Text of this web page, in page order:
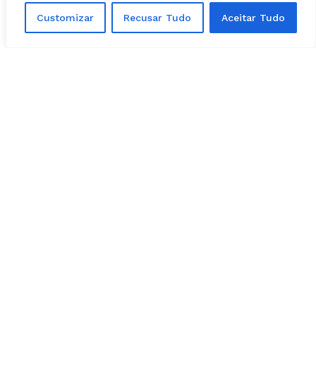
Customizar Recusar Tudo Aceitar Tudo
comunicação pelo mundo. Ele deverá ser